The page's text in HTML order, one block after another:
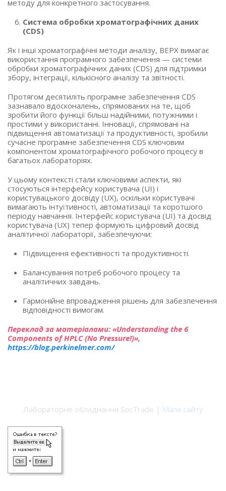
методу для конкретного застосування.
Система обробки хроматографічних даних
(CDS)
Як і інші хроматографічні методи аналізу, ВЕРХ вимагає
використання програмного забезпечення — системи
обробки хроматографічних даних (CDS) для підтримки
збору, інтеграції, кількісного аналізу та звітності.
Протягом десятиліть програмне забезпечення CDS
зазнавало вдосконалень, спрямованих на те, щоб
зробити його функції більш надійними, потужними і
простими у використанні. Інновації, спрямовані на
підвищення автоматизації та продуктивності, зробили
сучасне програмне забезпечення CDS ключовим
компонентом хроматографічного робочого процесу в
багатьох лабораторіях.
У цьому контексті стали ключовими аспекти, які
стосуються інтерфейсу користувача (UI) і
користувацького досвіду (UX), оскільки користувачі
вимагають інтуїтивності, автоматизації та коротшого
періоду навчання. Інтерфейс користувача (UI) та досвід
користувача (UX) тепер формують цифровий досвід
аналітичної лабораторії, забезпечуючи:
Підвищення ефективності та продуктивності.
Балансування потреб робочого процесу та
аналітичних завдань.
Гармонійне впровадження рішень для забезпечення
відповідності вимогам.
Переклад за матеріалами: «Understanding the 6
Components of HPLC (No Pressure!)»,
https://blog.perkinelmer.com/
Лабораторне обладнання SocTrade | Мапа сайту